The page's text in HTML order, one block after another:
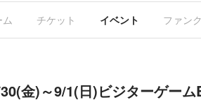
チケット イベント ファン
金)～9/1(日)ビジターゲー